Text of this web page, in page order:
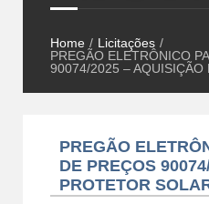
Home / Licitações /
PREGÃO ELETRÔNICO
90074/2025 – AQUISIÇÃO
PREGÃO
DE PREÇOS
PROTETOR